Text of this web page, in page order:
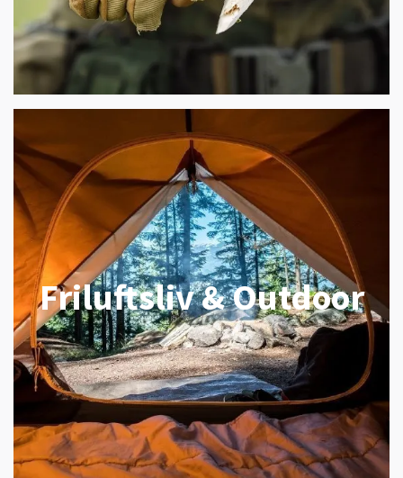
Friluftsliv & Outdoor